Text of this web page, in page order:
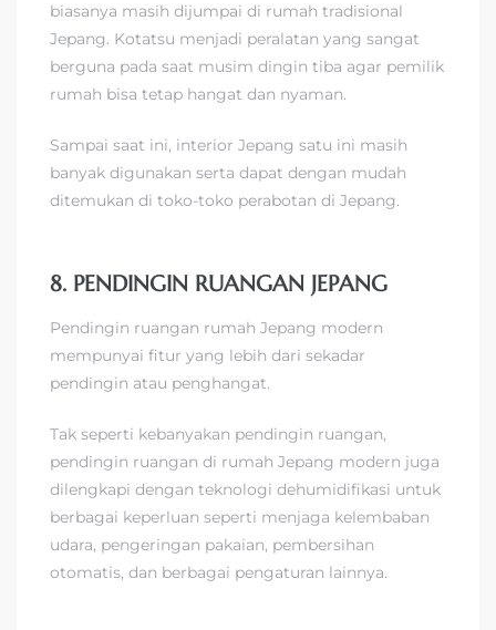
biasanya masih dijumpai di rumah tradisional
Jepang. Kotatsu menjadi peralatan yang sangat
berguna pada saat musim dingin tiba agar pemilik
rumah bisa tetap hangat dan nyaman.
Sampai saat ini, interior Jepang satu ini masih
banyak digunakan serta dapat dengan mudah
ditemukan di toko-toko perabotan di Jepang.
8. PENDINGIN RUANGAN JEPANG
Pendingin ruangan rumah Jepang modern
mempunyai fitur yang lebih dari sekadar
pendingin atau penghangat.
Tak seperti kebanyakan pendingin ruangan,
pendingin ruangan di rumah Jepang modern juga
dilengkapi dengan teknologi dehumidifikasi untuk
berbagai keperluan seperti menjaga kelembaban
udara, pengeringan pakaian, pembersihan
otomatis, dan berbagai pengaturan lainnya.